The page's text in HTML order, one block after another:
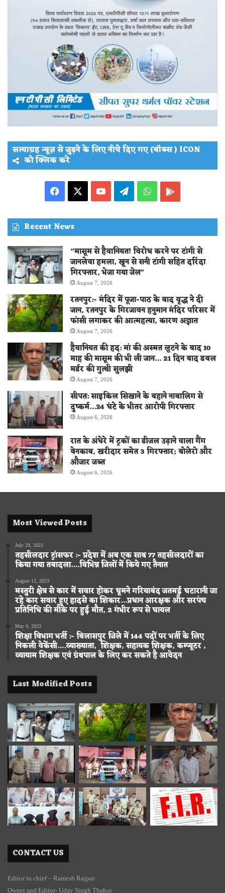
सत्याग्रह न्यूज़ से जुड़ने के लिए नीचे दिए गए (बॉक्स ) ICON
को क्लिक करे
Facebook YouTubeTelegramWhatsApp
Recent News
“मासूम से हैवानियत! विरोध करने पर टांगी से
जानलेवा हमला, खून से सनी टांगी सहित दरिंदा
गिरफ्तार, भेजा गया जेल”
August 7, 2026
रतनपुर:- मंदिर में पूजा-पाठ के बाद वृद्ध ने दी
जान, रतनपुर के गिरजावन हनुमान मंदिर परिसर में
फांसी लगाकर की आत्महत्या, कारण अज्ञात
August 7, 2026
हैवानियत की हद: मां की अस्मत लूटने के बाद 10
माह की मासूम की भी ली जान… 21 दिन बाद डबल
मर्डर की गुत्थी सुलझी
August 7, 2026
सीपत: साइकिल सिखाने के बहाने नाबालिग से
दुष्कर्म…24 घंटे के भीतर आरोपी गिरफ्तार
August 6, 2026
रात के अंधेरे में ट्रकों का डीजल उड़ाने वाला गैंग
बेनकाब, खरीदार समेत 3 गिरफ्तार; बोलेरो और
औजार जब्त
August 6, 2026
Most Viewed Posts
July 29, 2023
तहसीलदार ट्रांसफर :- प्रदेश में अब एक साथ 77 तहसीलदारों का
किया गया तबादला….विभिन्न जिलों में किये गए तैनात
August 12, 2023
मस्तुरी क्षेत्र से कार में सवार होकर घूमने गरियाबंद जतमई घटारानी जा
रहे कार सवार हुए हादसे का शिकार…प्रधान आरक्षक और सरपंच
प्रतिनिधि की मौके पर हुई मौत, 2 गंभीर रूप से घायल
May 9, 2023
शिक्षा विभाग भर्ती :- बिलासपुर जिले में 144 पदों पर भर्ती के लिए
निकली वेकेंसी….व्याख्याता, शिक्षक, सहायक शिक्षक, कम्प्यूटर ,
व्यायाम शिक्षक एवं ग्रंथपाल के लिए कर सकते है आवेदन
Last Modified Posts
CONTACT US
Editor in chief – Ramesh Rajput
Owner and Editor- Uday Singh Thakur